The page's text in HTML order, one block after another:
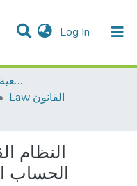
Log In (current)
Dissertations & Theses الرسائل الجامعية
Law القانون
النظام
الحساب